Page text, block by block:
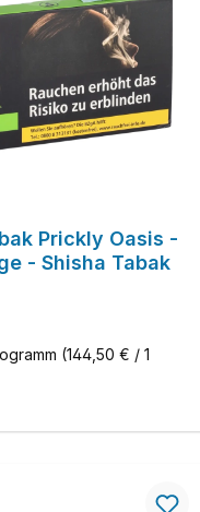
Prickly Oasis -
- Shisha Tabak
(144,50 € / 1